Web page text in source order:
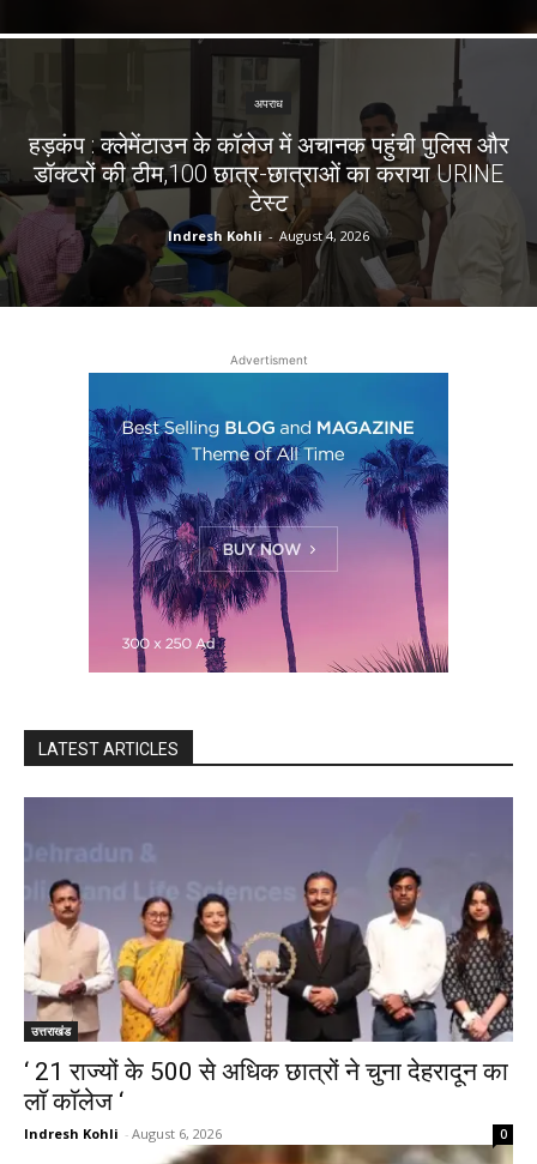
अपराध
हड़कंप : क्लेमेंटाउन के कॉलेज में अचानक पहुंची पुलिस और
डॉक्टरों की टीम,100 छात्र-छात्राओं का कराया URINE
टेस्ट
Indresh Kohli - August 4, 2026
Advertisment
LATEST ARTICLES
उत्तराखंड
‘ 21 राज्यों के 500 से अधिक छात्रों ने चुना देहरादून का
लाॅ काॅलेज ‘
Indresh Kohli - August 6, 2026 0